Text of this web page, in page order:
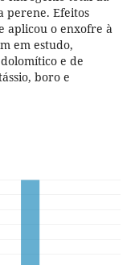
perene. Efeitos
aplicou o enxofre à
em estudo,
e de
boro e